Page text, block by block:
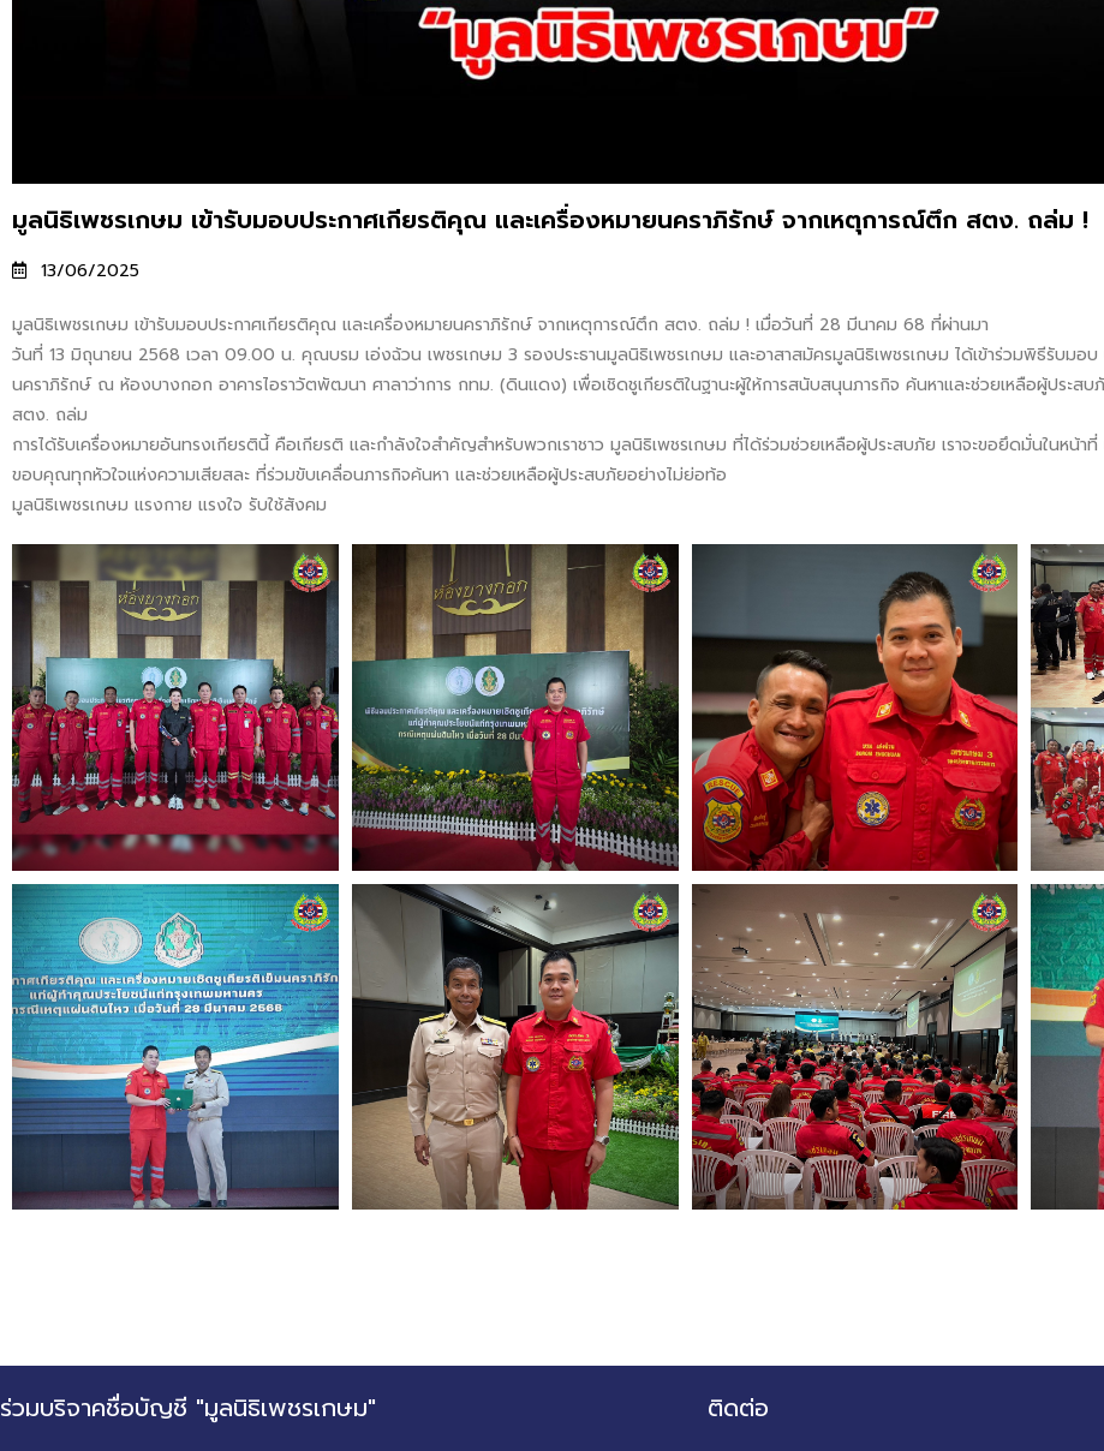
มูลนิธิเพชรเกษม เข้ารับมอบประกาศเกียรติคุณ และเครื่องหมายนคราภิรักษ์ จากเหตุการณ์ตึก สตง. ถล่ม !
13/06/2025
มูลนิธิเพชรเกษม เข้ารับมอบประกาศเกียรติคุณ และเครื่องหมายนคราภิรักษ์ จากเหตุการณ์ตึก สตง. ถล่ม ! เมื่อวันที่ 28 มีนาคม 68 ที่ผ่านมา
วันที่ 13 มิถุนายน 2568 เวลา 09.00 น. คุณบรม เอ่งฉ้วน เพชรเกษม 3 รองประธานมูลนิธิเพชรเกษม และอาสาสมัครมูลนิธิเพชรเกษม ได้เข้าร่วมพิธีรับมอ
นคราภิรักษ์ ณ ห้องบางกอก อาคารไอราวัตพัฒนา ศาลาว่าการ กทม. (ดินแดง) เพื่อเชิดชูเกียรติในฐานะผู้ให้การสนับสนุนภารกิจ ค้นหาและช่วยเหลือผู้ประสบ
สตง. ถล่ม
การได้รับเครื่องหมายอันทรงเกียรตินี้ คือเกียรติ และกำลังใจสำคัญสำหรับพวกเราชาว มูลนิธิเพชรเกษม ที่ได้ร่วมช่วยเหลือผู้ประสบภัย เราจะขอยึดมั่นในหน้า
ขอบคุณทุกหัวใจแห่งความเสียสละ ที่ร่วมขับเคลื่อนภารกิจค้นหา และช่วยเหลือผู้ประสบภัยอย่างไม่ย่อท้อ
มูลนิธิเพชรเกษม แรงกาย แรงใจ รับใช้สังคม
ร่วมบริจาคชื่อบัญชี "มูลนิธิเพชรเกษม" ติดต่อ